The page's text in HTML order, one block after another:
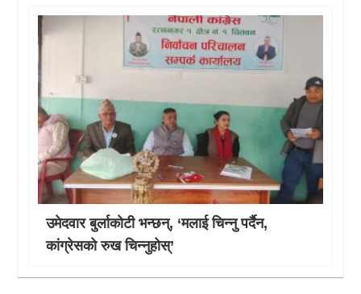
उमेदवार बुर्लाकोटी भन्छन्, ‘मलाई चिन्नु पर्दैन,
कांग्रेसको रुख चिन्नुहोस्’